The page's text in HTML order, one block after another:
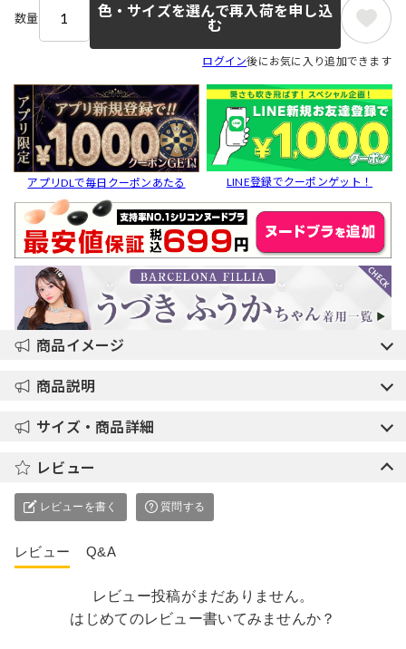
数量
色・サイズを選んで再入荷を申し込
む
ログイン後にお気に入り追加できます
アプリDLで毎日クーポンあたる LINE登録でクーポンゲット！
商品イメージ
商品説明
サイズ・商品詳細
レビュー
レビューを書く 質問する
レビュー Q&A
レビュー投稿がまだありません。
はじめてのレビュー書いてみませんか？